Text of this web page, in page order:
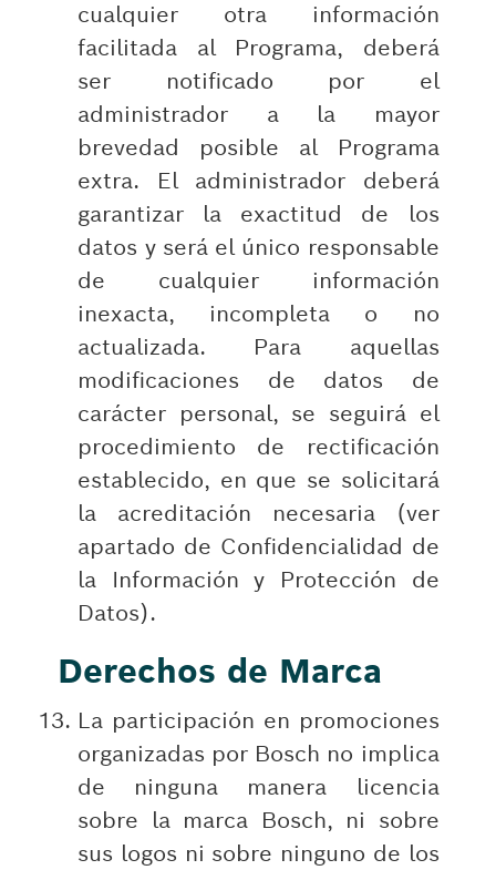
cualquier otra información
facilitada al Programa, deberá
ser notificado por el
administrador a la mayor
brevedad posible al Programa
extra. El administrador deberá
garantizar la exactitud de los
datos y será el único responsable
de cualquier información
inexacta, incompleta o no
actualizada. Para aquellas
modificaciones de datos de
carácter personal, se seguirá el
procedimiento de rectificación
establecido, en que se solicitará
la acreditación necesaria (ver
apartado de Confidencialidad de
la Información y Protección de
Datos).
Derechos de Marca
La participación en promociones
organizadas por Bosch no implica
de ninguna manera licencia
sobre la marca Bosch, ni sobre
sus logos ni sobre ninguno de los